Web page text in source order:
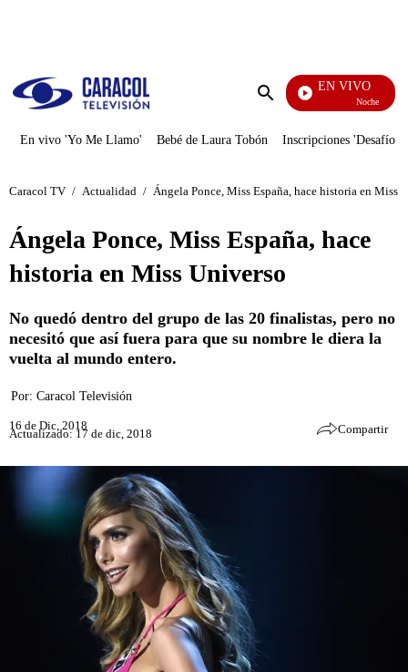
Enviar
EN VIVO
Noches De
En vivo 'Yo Me Llamo' Bebé de Laura Tobón Inscripciones 'Desafío'
Caracol TV / Actualidad / Ángela Ponce, Miss España, hace historia en Miss
Ángela Ponce, Miss España, hace
historia en Miss Universo
No quedó dentro del grupo de las 20 finalistas, pero no
necesitó que así fuera para que su nombre le diera la
vuelta al mundo entero.
Por: Caracol Televisión
16 de Dic, 2018
Actualizado: 17 de dic, 2018 Compartir